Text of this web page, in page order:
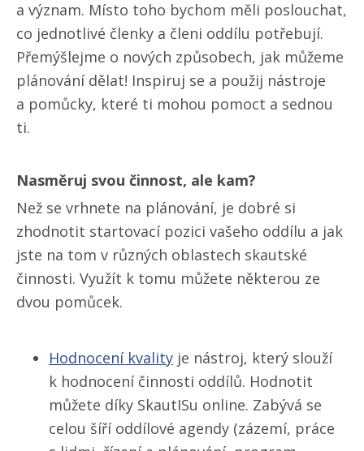
a význam. Místo toho bychom měli poslouchat,
co jednotlivé členky a členi oddílu potřebují.
Přemýšlejme o nových způsobech, jak můžeme
plánování dělat! Inspiruj se a použij nástroje
a pomůcky, které ti mohou pomoct a sednou
ti.
Nasměruj svou činnost, ale kam?
Než se vrhnete na plánování, je dobré si
zhodnotit startovací pozici vašeho oddílu a jak
jste na tom v různých oblastech skautské
činnosti. Využít k tomu můžete některou ze
dvou pomůcek.
Hodnocení kvality je nástroj, který slouží
k hodnocení činnosti oddílů. Hodnotit
můžete díky SkautISu online. Zabývá se
celou šíří oddílové agendy (zázemí, práce